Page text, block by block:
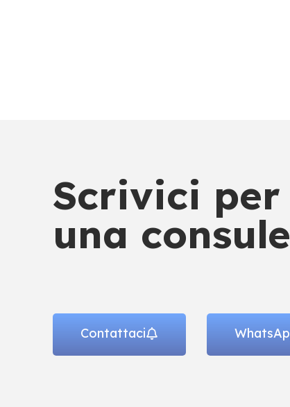
Scrivici
una
Contattaci